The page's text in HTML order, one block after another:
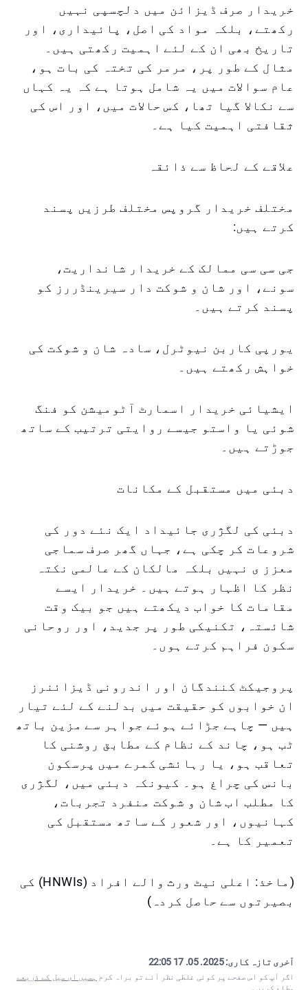
خریدار صرف ڈیزائن میں دلچسپی نہیں
رکھتے، بلکہ مواد کی اصل، پائیداری، اور
تاریخ بھی ان کے لئے اہمیت رکھتی ہیں۔
مثال کے طور پر، مرمر کی تختہ کی بات ہو،
عام سوالات میں یہ شامل ہوتا ہے کہ یہ کہاں
سے نکالا گیا تھا، کس حالات میں، اور اس کی
ثقافتی اہمیت کیا ہے۔
علاقے کے لحاظ سے ذائقہ
مختلف خریدار گروپس مختلف طرزیں پسند
کرتے ہیں:
جی سی سی ممالک کے خریدار شانداریت،
سونے، اور شان و شوکت دار سیرینڈررز کو
پسند کرتے ہیں۔
یورپی کاربن نیوٹرل، سادہ شان و شوکت کی
خواہش رکھتے ہیں۔
ایشیائی خریدار اسمارٹ آٹومیشن کو فنگ
شوئی یا واستو جیسے روایتی ترتیب کے ساتھ
جوڑتے ہیں۔
دبئی میں مستقبل کے مکانات
دبئی کی لگژری جائیداد ایک نئے دور کی
شروعات کر چکی ہے، جہاں گھر صرف سماجی
معزز ی نہیں بلکہ مالکان کے عالمی نکتہ
نظر کا اظہار ہوتے ہیں۔ خریدار ایسے
مقامات کا خواب دیکھتے ہیں جو بیک وقت
شائستہ، تکنیکی طور پر جدید، اور روحانی
سکون فراہم کرتے ہوں۔
پروجیکٹ کنندگان اور اندرونی ڈیزائنرز
ان خوابوں کو حقیقت میں بدلنے کے لئے تیار
ہیں — چاہے جڑائے ہوئے جواہر سے مزین باتھ
ٹب ہو، چاند کے نظام کے مطابق روشنی کا
تعاقب ہو، یا رہائشی کمرے میں پرسکون
بانس کی چراغ ہو۔ کیونکہ دبئی میں، لگژری
کا مطلب اب شان و شوکت منفرد تجربات،
کہانیوں، اور شعور کے ساتھ مستقبل کی
تعمیر کا ہے۔
(ماخذ: اعلی نیٹ ورث والے افراد (HNWIs) کی
بصیرتوں سے حاصل کردہ)
آخری تازہ کاری:2025. 05. 17 22:05
اگر آپ کو اس صفحے پر کوئی غلطی نظر آئے تو براہ کرم ہمیں ای میل کے ذریعے
مطلع کریں ۔